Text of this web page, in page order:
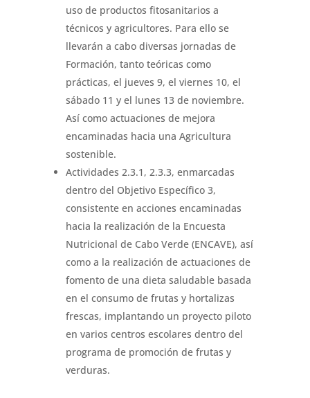
uso de productos fitosanitarios a
técnicos y agricultores. Para ello se
llevarán a cabo diversas jornadas de
Formación, tanto teóricas como
prácticas, el jueves 9, el viernes 10, el
sábado 11 y el lunes 13 de noviembre.
Así como actuaciones de mejora
encaminadas hacia una Agricultura
sostenible.
Actividades 2.3.1, 2.3.3, enmarcadas
dentro del Objetivo Específico 3,
consistente en acciones encaminadas
hacia la realización de la Encuesta
Nutricional de Cabo Verde (ENCAVE), así
como a la realización de actuaciones de
fomento de una dieta saludable basada
en el consumo de frutas y hortalizas
frescas, implantando un proyecto piloto
en varios centros escolares dentro del
programa de promoción de frutas y
verduras.